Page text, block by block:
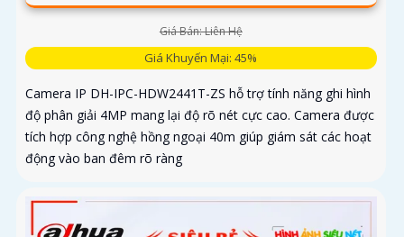
Giá Bán: Liên Hệ
Giá Khuyến Mại: 45%
Camera IP DH-IPC-HDW2441T-ZS hỗ trợ tính năng ghi hình
độ phân giải 4MP mang lại độ rõ nét cực cao. Camera được
tích hợp công nghệ hồng ngoại 40m giúp giám sát các hoạt
động vào ban đêm rõ ràng